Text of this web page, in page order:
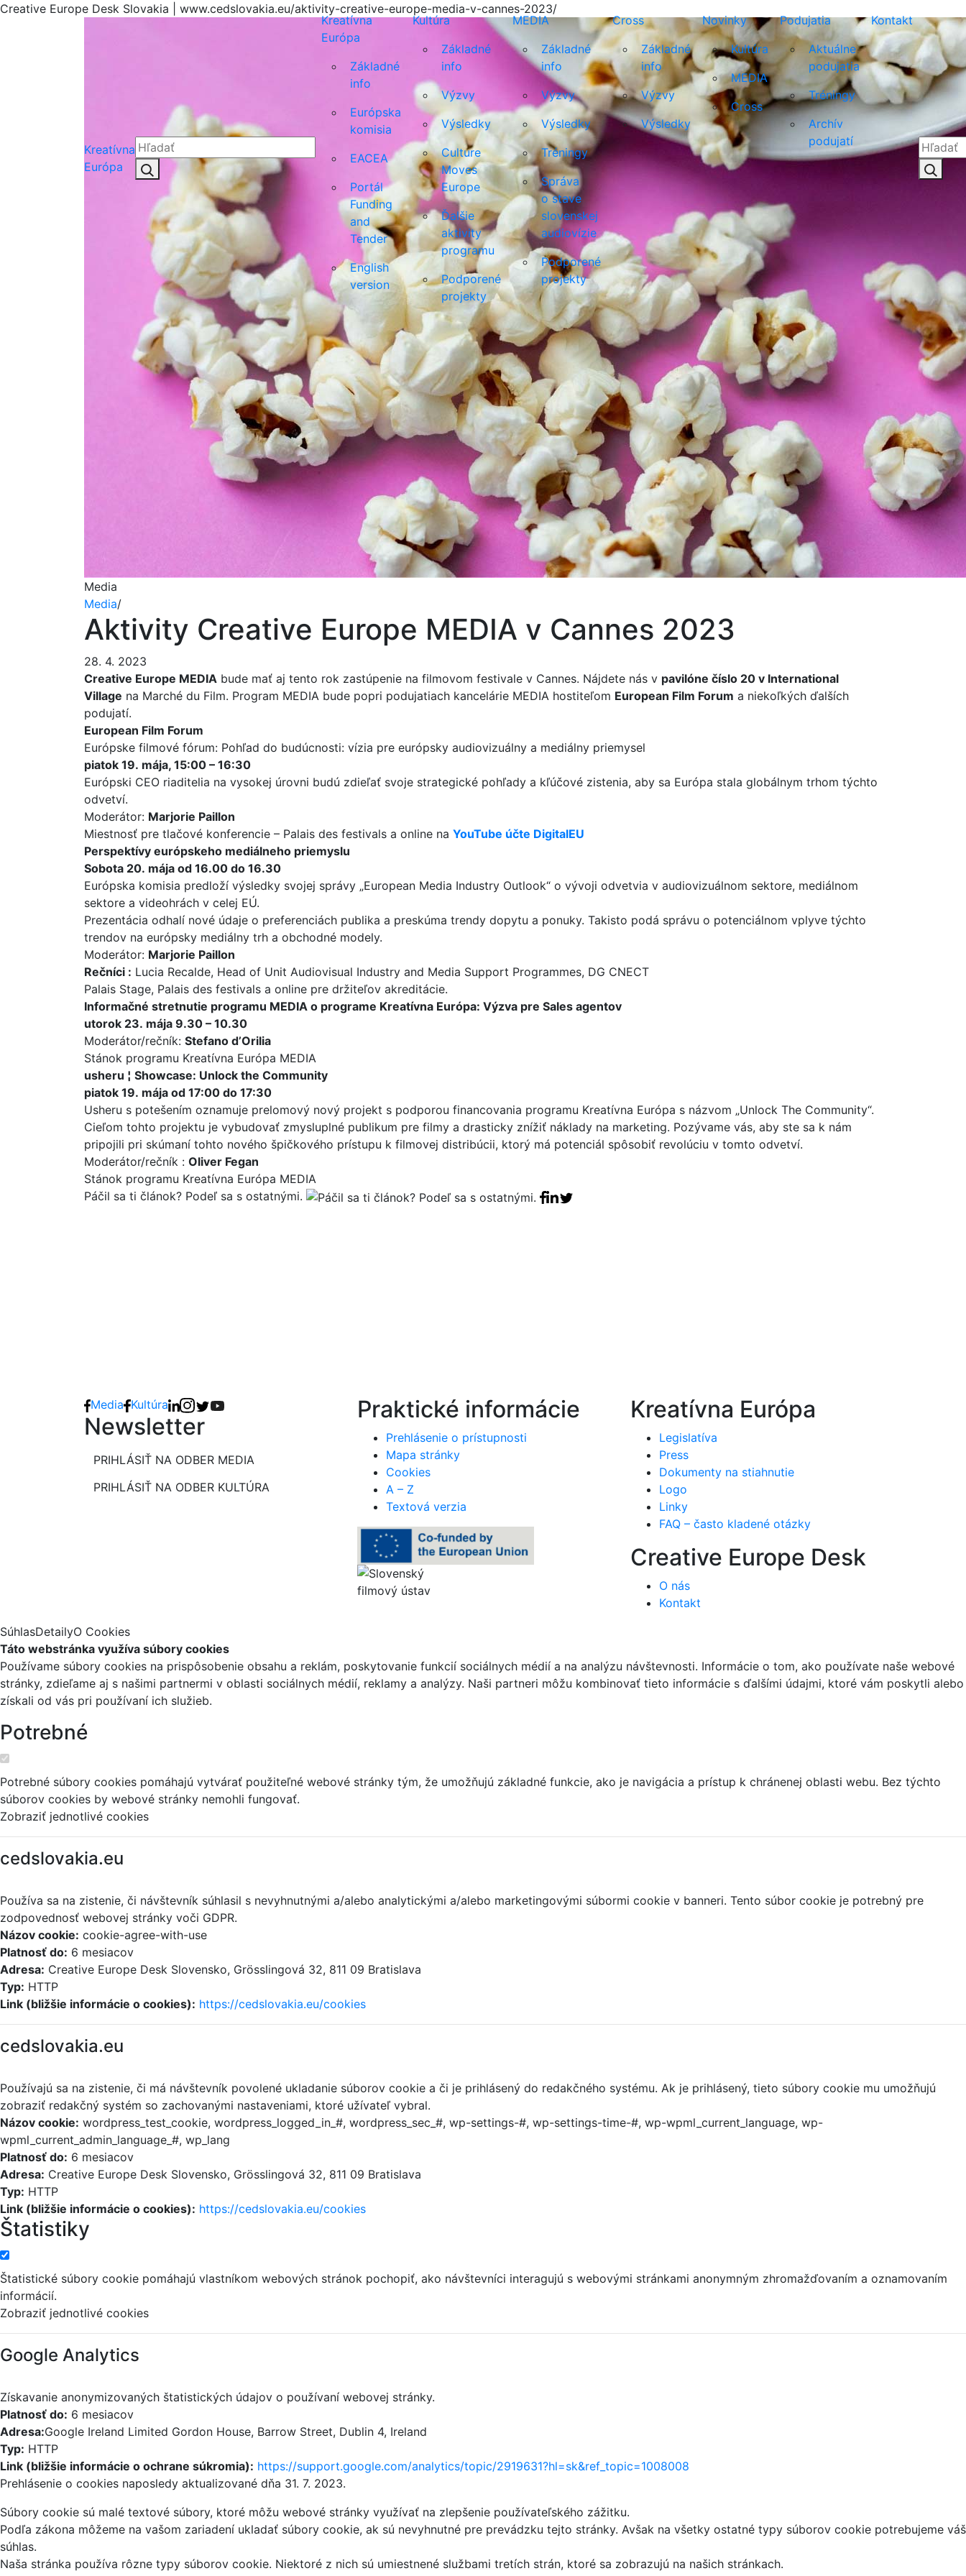
Creative Europe Desk Slovakia | www.cedslovakia.eu/aktivity-creative-europe-media-v-cannes-2023/
Kreatívna
Európa
Hľadať:
Hľadať
Kreatívna
Európa
Základné
info
Európska
komisia
EACEA
Portál
Funding
and
Tender
English
version
Kultúra
Základné
info
Výzvy
Výsledky
Culture
Moves
Europe
Ďalšie
aktivity
programu
Podporené
projekty
MEDIA
Základné
info
Výzvy
Výsledky
Tréningy
Správa
o stave
slovenskej
audiovízie
Podporené
projekty
Cross
Základné
info
Výzvy
Výsledky
Novinky
Kultúra
MEDIA
Cross
Podujatia
Aktuálne
podujatia
Tréningy
Archív
podujatí
Kontakt
Hľadať:
Media
Media/
Aktivity Creative Europe MEDIA v Cannes 2023
28. 4. 2023
Creative Europe MEDIA bude mať aj tento rok zastúpenie na filmovom festivale v Cannes. Nájdete nás v pavilóne číslo 20 v International
Village na Marché du Film. Program MEDIA bude popri podujatiach kancelárie MEDIA hostiteľom European Film Forum a niekoľkých ďalších
podujatí.
European Film Forum
Európske filmové fórum: Pohľad do budúcnosti: vízia pre európsky audiovizuálny a mediálny priemysel
piatok 19. mája, 15:00 – 16:30
Európski CEO riaditelia na vysokej úrovni budú zdieľať svoje strategické pohľady a kľúčové zistenia, aby sa Európa stala globálnym trhom týchto
odvetví.
Moderátor: Marjorie Paillon
Miestnosť pre tlačové konferencie – Palais des festivals a online na YouTube účte DigitalEU
Perspektívy európskeho mediálneho priemyslu
Sobota 20. mája od 16.00 do 16.30
Európska komisia predloží výsledky svojej správy „European Media Industry Outlook“ o vývoji odvetvia v audiovizuálnom sektore, mediálnom
sektore a videohrách v celej EÚ.
Prezentácia odhalí nové údaje o preferenciách publika a preskúma trendy dopytu a ponuky. Takisto podá správu o potenciálnom vplyve týchto
trendov na európsky mediálny trh a obchodné modely.
Moderátor: Marjorie Paillon
Rečníci : Lucia Recalde, Head of Unit Audiovisual Industry and Media Support Programmes, DG CNECT
Palais Stage, Palais des festivals a online pre držiteľov akreditácie.
Informačné stretnutie programu MEDIA o programe Kreatívna Európa: Výzva pre Sales agentov
utorok 23. mája 9.30 – 10.30
Moderátor/rečník: Stefano d’Orilia
Stánok programu Kreatívna Európa MEDIA
usheru ¦ Showcase: Unlock the Community
piatok 19. mája od 17:00 do 17:30
Usheru s potešením oznamuje prelomový nový projekt s podporou financovania programu Kreatívna Európa s názvom „Unlock The Community“.
Cieľom tohto projektu je vybudovať zmysluplné publikum pre filmy a drasticky znížiť náklady na marketing. Pozývame vás, aby ste sa k nám
pripojili pri skúmaní tohto nového špičkového prístupu k filmovej distribúcii, ktorý má potenciál spôsobiť revolúciu v tomto odvetví.
Moderátor/rečník : Oliver Fegan
Stánok programu Kreatívna Európa MEDIA
Páčil sa ti článok? Podeľ sa s ostatnými.
Facebook share
Linkedin share
Tweet
Media Kultúra
Newsletter
PRIHLÁSIŤ NA ODBER MEDIA
PRIHLÁSIŤ NA ODBER KULTÚRA
Praktické informácie
Prehlásenie o prístupnosti
Mapa stránky
Cookies
A – Z
Textová verzia
Kreatívna Európa
Legislatíva
Press
Dokumenty na stiahnutie
Logo
Linky
FAQ – často kladené otázky
Creative Europe Desk
O nás
Kontakt
SúhlasDetailyO Cookies
Táto webstránka využíva súbory cookies
Používame súbory cookies na prispôsobenie obsahu a reklám, poskytovanie funkcií sociálnych médií a na analýzu návštevnosti. Informácie o tom, ako používate naše webové
stránky, zdieľame aj s našimi partnermi v oblasti sociálnych médií, reklamy a analýzy. Naši partneri môžu kombinovať tieto informácie s ďalšími údajmi, ktoré vám poskytli alebo
získali od vás pri používaní ich služieb.
Potrebné
Potrebné súbory cookies pomáhajú vytvárať použiteľné webové stránky tým, že umožňujú základné funkcie, ako je navigácia a prístup k chránenej oblasti webu. Bez týchto
súborov cookies by webové stránky nemohli fungovať.
Zobraziť jednotlivé cookies
cedslovakia.eu
Používa sa na zistenie, či návštevník súhlasil s nevyhnutnými a/alebo analytickými a/alebo marketingovými súbormi cookie v banneri. Tento súbor cookie je potrebný pre
zodpovednosť webovej stránky voči GDPR.
Názov cookie: cookie-agree-with-use
Platnosť do: 6 mesiacov
Adresa: Creative Europe Desk Slovensko, Grösslingová 32, 811 09 Bratislava
Typ: HTTP
Link (bližšie informácie o cookies): https://cedslovakia.eu/cookies
cedslovakia.eu
Používajú sa na zistenie, či má návštevník povolené ukladanie súborov cookie a či je prihlásený do redakčného systému. Ak je prihlásený, tieto súbory cookie mu umožňujú
zobraziť redakčný systém so zachovanými nastaveniami, ktoré užívateľ vybral.
Názov cookie: wordpress_test_cookie, wordpress_logged_in_#, wordpress_sec_#, wp-settings-#, wp-settings-time-#, wp-wpml_current_language, wp-
wpml_current_admin_language_#, wp_lang
Platnosť do: 6 mesiacov
Adresa: Creative Europe Desk Slovensko, Grösslingová 32, 811 09 Bratislava
Typ: HTTP
Link (bližšie informácie o cookies): https://cedslovakia.eu/cookies
Štatistiky
Štatistické súbory cookie pomáhajú vlastníkom webových stránok pochopiť, ako návštevníci interagujú s webovými stránkami anonymným zhromažďovaním a oznamovaním
informácií.
Zobraziť jednotlivé cookies
Google Analytics
Získavanie anonymizovaných štatistických údajov o používaní webovej stránky.
Platnosť do: 6 mesiacov
Adresa:Google Ireland Limited Gordon House, Barrow Street, Dublin 4, Ireland
Typ: HTTP
Link (bližšie informácie o ochrane súkromia): https://support.google.com/analytics/topic/2919631?hl=sk&ref_topic=1008008
Prehlásenie o cookies naposledy aktualizované dňa 31. 7. 2023.
Súbory cookie sú malé textové súbory, ktoré môžu webové stránky využívať na zlepšenie používateľského zážitku.
Podľa zákona môžeme na vašom zariadení ukladať súbory cookie, ak sú nevyhnutné pre prevádzku tejto stránky. Avšak na všetky ostatné typy súborov cookie potrebujeme váš
súhlas.
Naša stránka používa rôzne typy súborov cookie. Niektoré z nich sú umiestnené službami tretích strán, ktoré sa zobrazujú na našich stránkach.